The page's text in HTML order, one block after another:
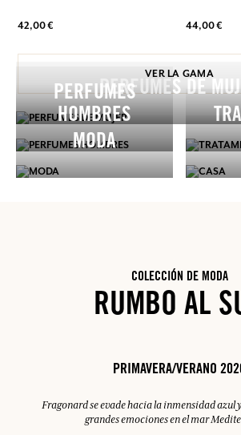
42,00 € 44,00 €
VER LA GAMA
PERFUMES DE
PERFUMES
HOMBRES
MODA
COLECCIÓN DE MODA
RUMBO AL
PRIMAVERA/VERANO
Fragonard se evade hacia la inmensidad azul
grandes emociones en el mar